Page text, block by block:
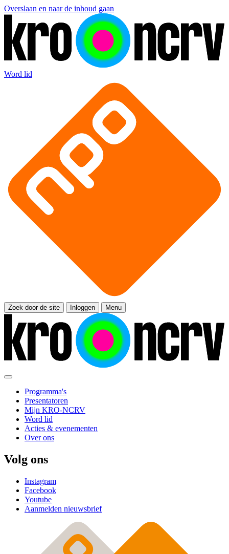
Overslaan en naar de inhoud gaan
Word lid
Zoek door de site Inloggen Menu
Programma's
Presentatoren
Mijn KRO-NCRV
Word lid
Acties & evenementen
Over ons
Volg ons
Instagram
Facebook
Youtube
Aanmelden nieuwsbrief